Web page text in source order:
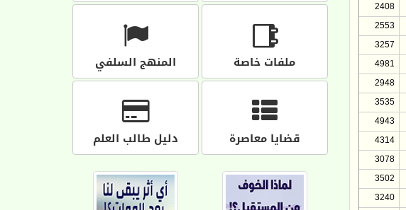
2408
2553
3257
4981
2948
3535
4943
4314
3078
3502
3240
ملفات خاصة المنهج السلفي
قضايا معاصرة دليل طالب العلم